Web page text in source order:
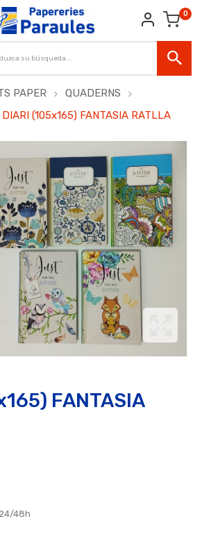
0
PAPER
QUADERNS
DIARI (105x165) FANTASIA RATLLA
FANTASIA
24/48h